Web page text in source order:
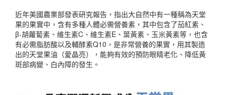
近年美國農業部發表研究報告，指出大自然中有一種稱為天堂
果的果實中，含有多種人體必需營養素，其中包含了茄紅素、
β-胡蘿蔔素、維生素C、維生素E、葉黃素、玉米黃素等，也含
有必需脂肪酸以及輔酵素Q10，是非常營養的果實，用其製造
出的天堂果油（愛晶亮），能夠有效的預防眼睛老化、降低黃
斑部病變、白內障的發生。